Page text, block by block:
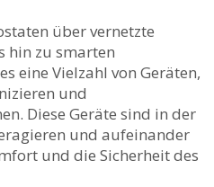
über ⁣vernetzte
hin ⁢zu smarten
eine Vielzahl von Geräten,
und
⁣Diese Geräte ‌sind in der
und aufeinander
und die Sicherheit⁣ des